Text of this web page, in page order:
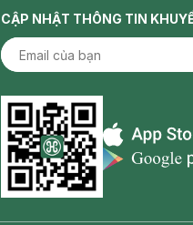
CẬP NHẬT THÔNG TIN
Appstore